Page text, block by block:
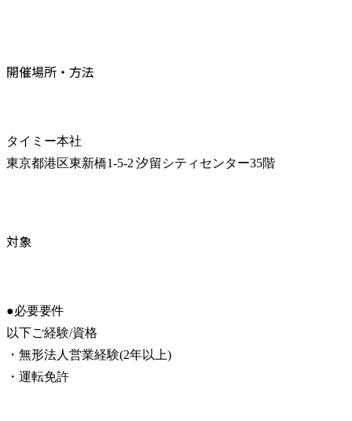
開催場所・方法
タイミー本社
東京都港区東新橋1-5-2 汐留シティセンター35階
対象
●必要要件
以下ご経験/資格
・無形法人営業経験(2年以上)
・運転免許